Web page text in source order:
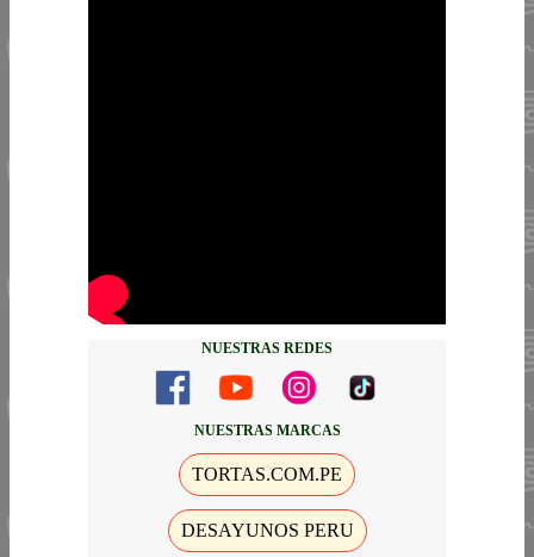
NUESTRAS REDES
NUESTRAS MARCAS
TORTAS.COM.PE
DESAYUNOS PERU